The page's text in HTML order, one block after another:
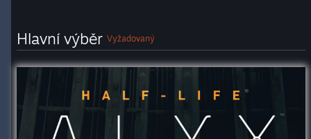
Hlavní výběr Vyžadovaný